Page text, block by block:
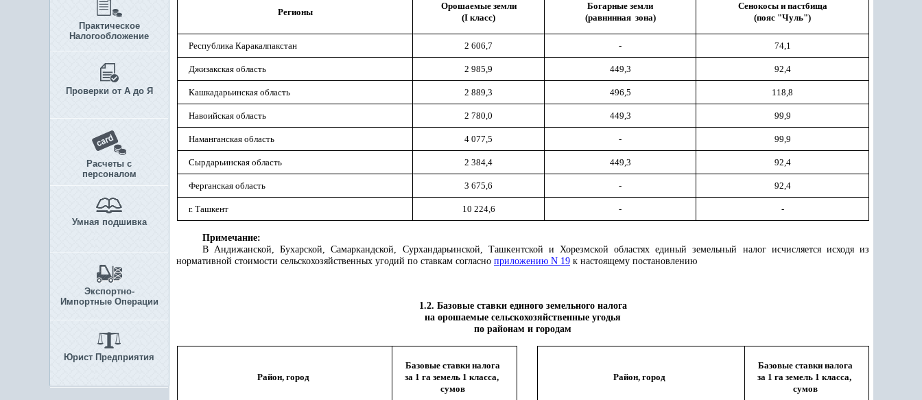
Практическое
Налогообложение
Проверки от А до Я
Расчеты с
персоналом
Умная подшивка
Экспортно-
Импортные Операции
Юрист Предприятия
Регионы
Орошаемые земли
(I класс)
Богарные земли
(равнинная зона)
Сенокосы и пастбища
(пояс "Чуль")
Республика Каракалпакстан 2 606,7 - 74,1
Джизакская область 2 985,9 449,3 92,4
Кашкадарьинская область 2 889,3 496,5 118,8
Навоийская область 2 780,0 449,3 99,9
Наманганская область 4 077,5 - 99,9
Сырдарьинская область 2 384,4 449,3 92,4
Ферганская область 3 675,6 - 92,4
г. Ташкент 10 224,6 - -
Примечание:
В Андижанской, Бухарской, Самаркандской, Сурхандарьинской, Ташкентской и Хорезмской областях единый земельный налог исчисляется исходя из
нормативной стоимости сельскохозяйственных угодий по ставкам согласно приложению N 19 к настоящему постановлению
1.2. Базовые ставки единого земельного налога
на орошаемые сельскохозяйственные угодья
по районам и городам
Район, город
Базовые ставки налога
за 1 га земель 1 класса,
сумов
Район, город
Базовые ставки налога
за 1 га земель 1 класса,
сумов